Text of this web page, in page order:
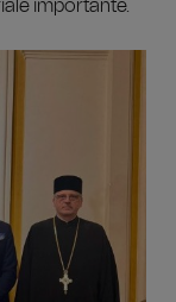
importante.